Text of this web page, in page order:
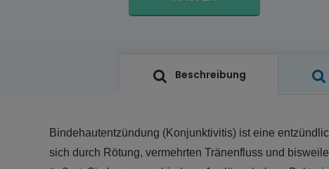
Beschreibung
Bindehautentzündung (Konjunktivitis) ist eine
sich durch Rötung, vermehrten Tränenfluss und